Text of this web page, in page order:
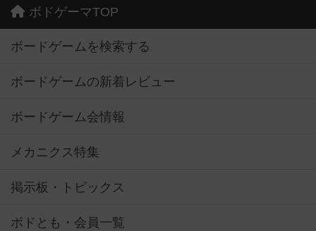
ボドゲーマTOP
ボードゲームを検索する
ボードゲームの新着レビュー
ボードゲーム会情報
メカニクス特集
掲示板・トピックス
ボドとも・会員一覧